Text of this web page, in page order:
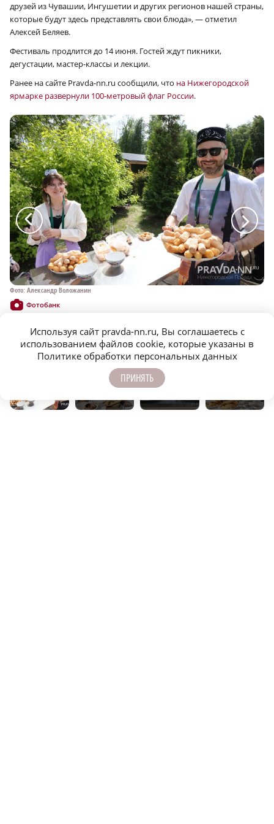
друзей из Чувашии, Ингушетии и других регионов нашей страны,
которые будут здесь представлять свои блюда», — отметил
Алексей Беляев.
Фестиваль продлится до 14 июня. Гостей ждут пикники,
дегустации, мастер-классы и лекции.
Ранее на сайте Pravda-nn.ru сообщили, что на Нижегородской
ярмарке развернули 100-метровый флаг России.
Фото: Александр Воложанин
Фотобанк
a a
Используя сайт pravda-nn.ru, Вы соглашаетесь с
использованием файлов cookie, которые указаны в
Политике обработки персональных данных
ПРИНЯТЬ